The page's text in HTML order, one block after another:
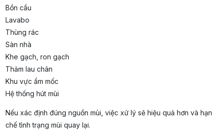
Bồn cầu
Lavabo
Thùng rác
Sàn nhà
Khe gạch, ron gạch
Thảm lau chân
Khu vực ẩm mốc
Hệ thống hút mùi
Nếu xác định đúng nguồn mùi, việc xử lý sẽ hiệu quả hơn và hạn
chế tình trạng mùi quay lại.